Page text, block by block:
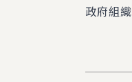
政府組織